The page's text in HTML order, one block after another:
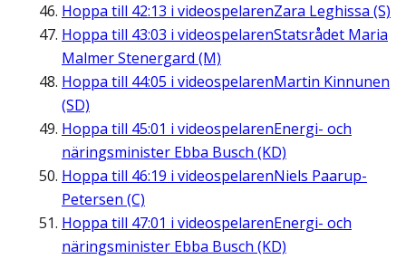
Hoppa till 42:13 i videospelarenZara Leghissa (S)
Hoppa till 43:03 i videospelarenStatsrådet Maria
Malmer Stenergard (M)
Hoppa till 44:05 i videospelarenMartin Kinnunen
(SD)
Hoppa till 45:01 i videospelarenEnergi- och
näringsminister Ebba Busch (KD)
Hoppa till 46:19 i videospelarenNiels Paarup-
Petersen (C)
Hoppa till 47:01 i videospelarenEnergi- och
näringsminister Ebba Busch (KD)